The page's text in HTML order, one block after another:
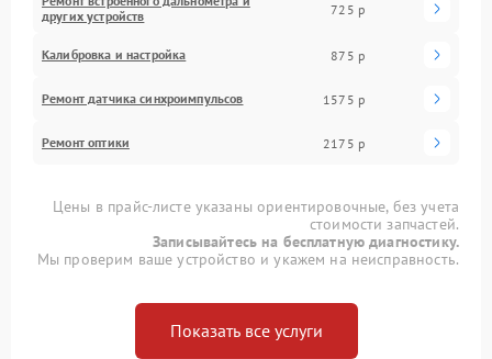
других устройств
725 р
Калибровка и настройка 875 р
Ремонт датчика синхроимпульсов 1575 р
Ремонт оптики 2175 р
Цены в прайс-листе указаны ориентировочные, без учета
стоимости запчастей.
Записывайтесь на бесплатную диагностику.
Мы проверим ваше устройство и укажем на неисправность.
Показать все услуги